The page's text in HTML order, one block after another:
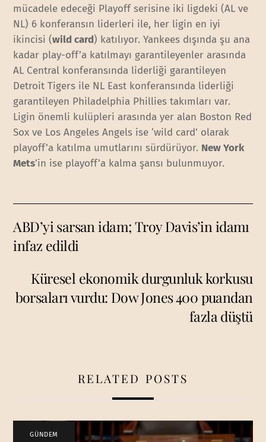
mücadele edeceği Playoff serisine iki ligdeki (AL ve
NL) 6 konferansın liderleri ile, her ligin en iyi
ikincisi (wild card) katılıyor. Yankees dışında şu ana
kadar play-off’a katılmayı garantileyenler arasında
AL Central konferansında liderliği garantileyen
Detroit Tigers ile NL East konferansında liderliği
garantileyen Philadelphia Phillies takımları var.
Ligin önemli kulüpleri arasında yer alan Boston Red
Sox ve Los Angeles Angels ise ‘wild card’ olarak
playoff’a katılma umutlarını sürdürüyor. New York
Mets’in ise playoff’a kalma şansı bulunmuyor.
ABD’yi sarsan idam; Troy Davis’in idamı
infaz edildi
Küresel ekonomik durgunluk korkusu
borsaları vurdu: Dow Jones 400 puandan
fazla düştü
RELATED POSTS
GÜNDEM